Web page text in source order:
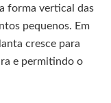
forma vertical das
pequenos. Em
cresce para
e permitindo o